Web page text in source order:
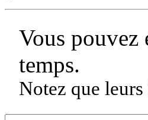
Vous pouvez
temps.
Notez que